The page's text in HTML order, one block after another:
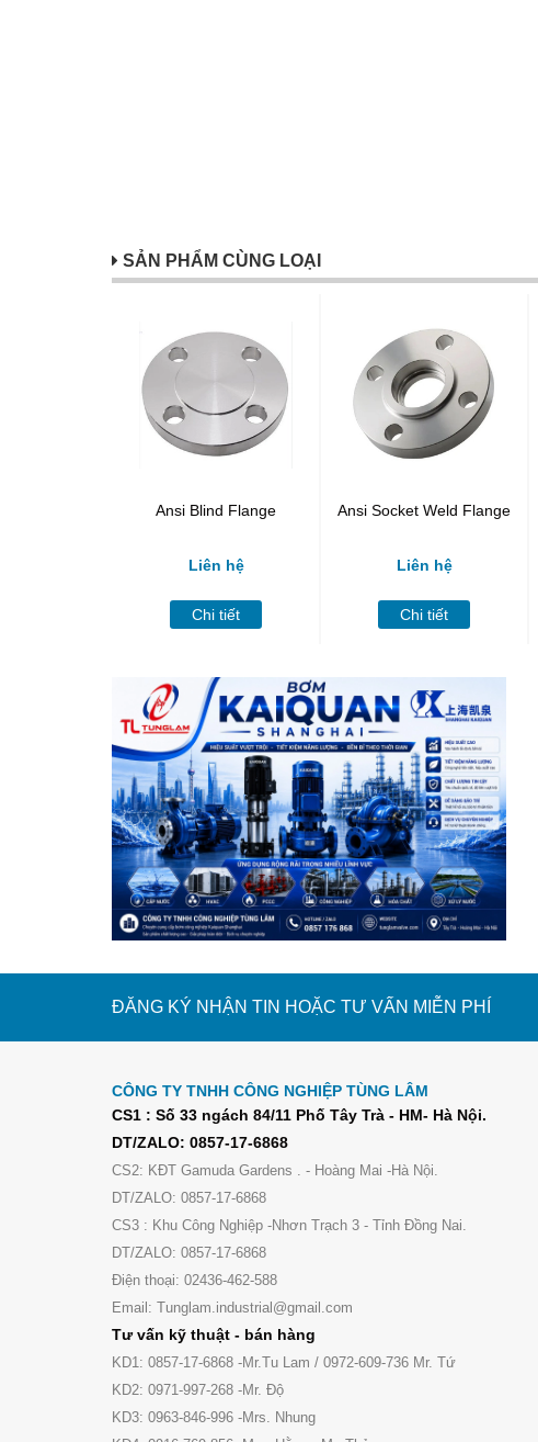
SẢN PHẨM CÙNG LOẠI
Ansi Blind Flange
Liên hệ
Chi tiết
Ansi Socket Weld Flange
Liên hệ
Chi tiết
ĐĂNG KÝ NHẬN TIN HOẶC TƯ VẤN MIỄN PHÍ
CÔNG TY TNHH CÔNG NGHIỆP TÙNG LÂM
CS1 : Số 33 ngách 84/11 Phố Tây Trà - HM- Hà Nội.
DT/ZALO: 0857-17-6868
CS2: KĐT Gamuda Gardens . - Hoàng Mai -Hà Nội.
DT/ZALO: 0857-17-6868
CS3 : Khu Công Nghiệp -Nhơn Trạch 3 - Tỉnh Đồng Nai.
DT/ZALO: 0857-17-6868
Điện thoại: 02436-462-588
Email: Tunglam.industrial@gmail.com
Tư vấn kỹ thuật - bán hàng
KD1: 0857-17-6868 -Mr.Tu Lam / 0972-609-736 Mr. Tứ
KD2: 0971-997-268 -Mr. Độ
KD3: 0963-846-996 -Mrs. Nhung